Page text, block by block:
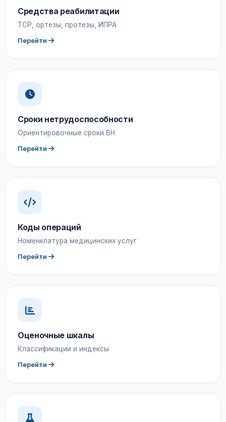
Средства реабилитации
ТСР, ортезы, протезы, ИПРА
Перейти
Сроки нетрудоспособности
Ориентировочные сроки ВН
Перейти
Коды операций
Номенклатура медицинских услуг
Перейти
Оценочные шкалы
Классификации и индексы
Перейти